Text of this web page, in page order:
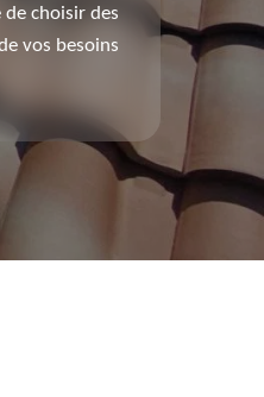
choisir des
vos besoins